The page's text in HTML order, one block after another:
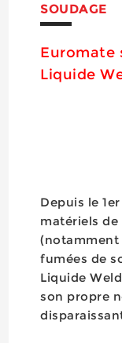
SOUDAGE
Euromate
Liquide
Depuis le
matériels de
(notamment
fumées de
Liquide
son propre